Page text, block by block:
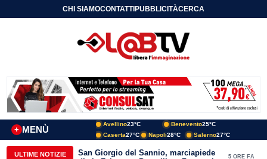
CHI SIAMOCONTATTIPUBBLICITÀCERCA
MENÙ
+
Avellino23°C Benevento25°C
Caserta27°C Napoli28°C Salerno27°C
ULTIME NOTIZIE
San Giorgio del Sannio, marciapiede
5 ORE FA